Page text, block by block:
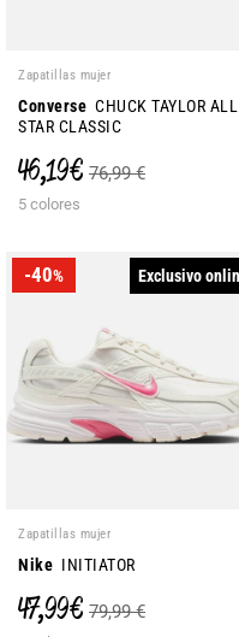
Zapatillas mujer
Converse CHUCK TAYLOR ALL
STAR CLASSIC
46,19 € 76,99 €
5 colores
-40% Exclusivo
Zapatillas mujer
Nike INITIATOR
47,99 € 79,99 €